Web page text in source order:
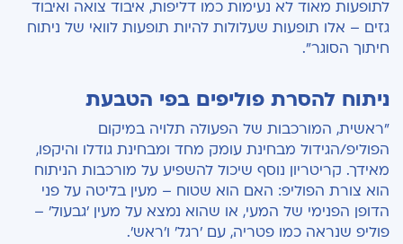
לתופעות מאוד לא נעימות כמו דליפות, איבוד צואה ואיבוד
גזים – אלו תופעות שעלולות להיות תופעות לוואי של ניתוח
חיתוך הסוגר".
ניתוח להסרת פוליפים בפי הטבעת
"ראשית, המורכבות של הפעולה תלויה במיקום
הפוליפ/הגידול מבחינת עומק מחד ומבחינת גודלו והיקפו,
מאידך. קריטריון נוסף שיכול להשפיע על מורכבות הניתוח
הוא צורת הפוליפ: האם הוא שטוח – מעין בליטה על פני
הדופן הפנימי של המעי, או שהוא נמצא על מעין 'גבעול' –
פוליפ שנראה כמו פטריה, עם 'רגל' ו'ראש'.